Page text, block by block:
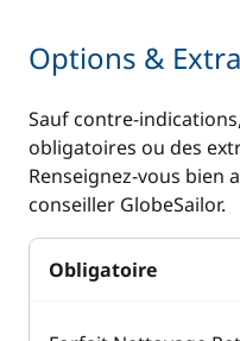
Options &
Sauf contre-
obligatoires ou des
Renseignez-vous bien
conseiller GlobeSailor.
Obligatoire